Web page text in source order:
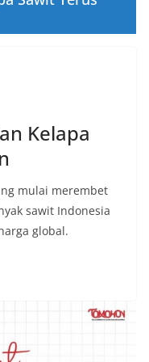
Kelapa
mulai merembet
sawit Indonesia
global.